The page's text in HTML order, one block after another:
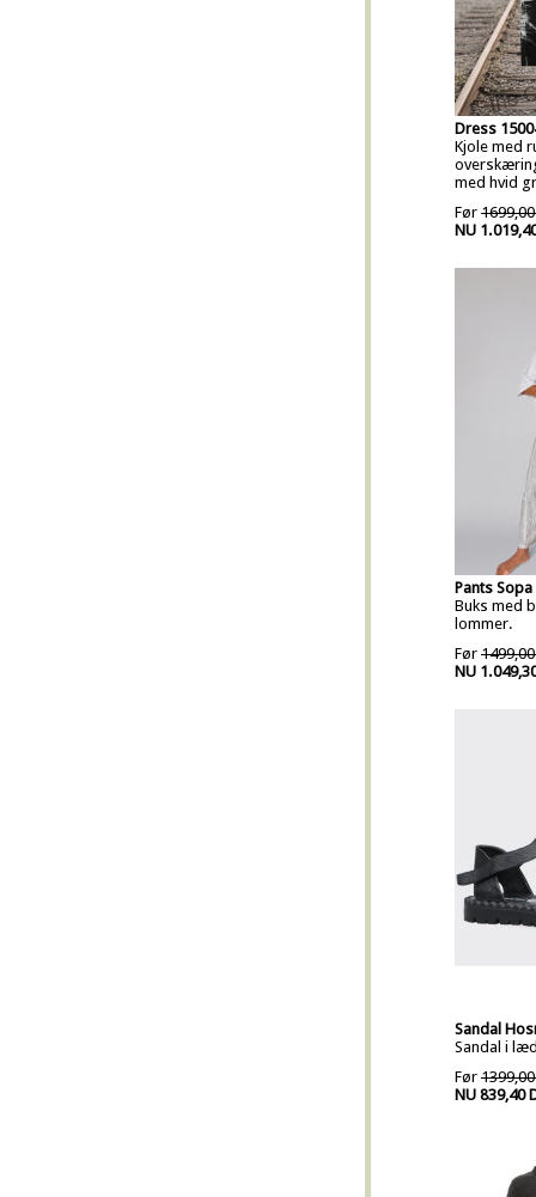
Dress
Kjole med
med hvid
Før 1699,00
NU
Pants Sopa
Buks med
lommer.
Før 1499,00
NU
Sandal
Sandal i
Før 1399,00
NU 839,40